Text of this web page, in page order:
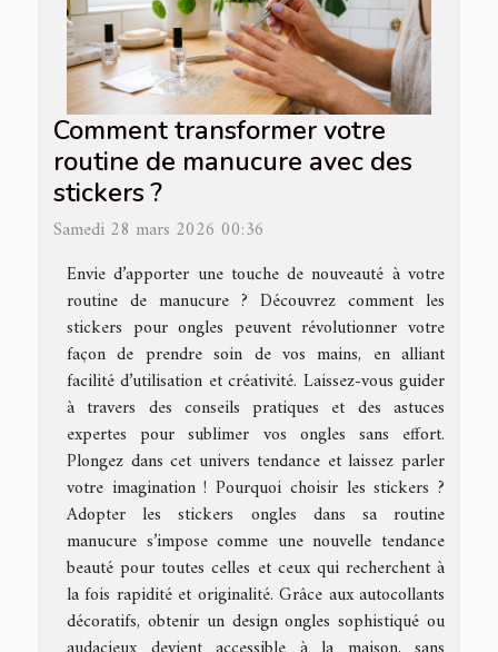
Comment transformer votre
routine de manucure avec des
stickers ?
Samedi 28 mars 2026 00:36
Envie d’apporter une touche de nouveauté à votre
routine de manucure ? Découvrez comment les
stickers pour ongles peuvent révolutionner votre
façon de prendre soin de vos mains, en alliant
facilité d’utilisation et créativité. Laissez-vous guider
à travers des conseils pratiques et des astuces
expertes pour sublimer vos ongles sans effort.
Plongez dans cet univers tendance et laissez parler
votre imagination ! Pourquoi choisir les stickers ?
Adopter les stickers ongles dans sa routine
manucure s’impose comme une nouvelle tendance
beauté pour toutes celles et ceux qui recherchent à
la fois rapidité et originalité. Grâce aux autocollants
décoratifs, obtenir un design ongles sophistiqué ou